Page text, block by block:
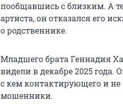
пообщавшись с близким. А
артиста, он отказался его
о родственнике.
Младшего брата Геннадия
видели в декабре 2025
с кем контактирующего и
мошенники.